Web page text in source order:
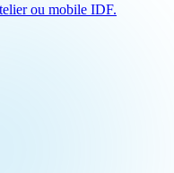
ou mobile IDF.